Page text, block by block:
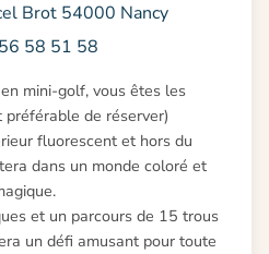
Brot 54000 Nancy
58 51 58
mini-golf, vous êtes les
préférable de réserver)
fluorescent et hors du
dans un monde coloré et
et un parcours de 15 trous
un défi amusant pour toute